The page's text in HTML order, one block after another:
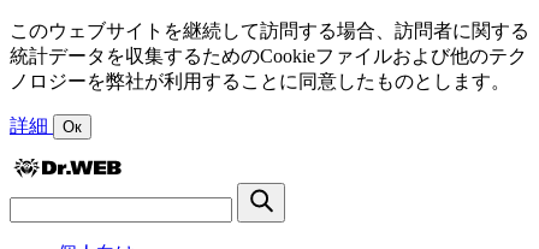
このウェブサイトを継続して訪問する場合、訪問者に関する
統計データを収集するためのCookieファイルおよび他のテク
ノロジーを弊社が利用することに同意したものとします。
詳細 Ок